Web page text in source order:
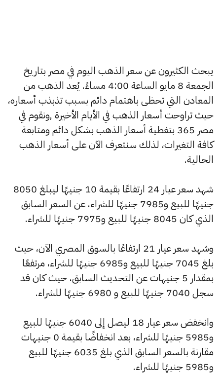
يبحث الكثيرون عن سعر الذهب اليوم في مصر بتاريخ
الجمعة 8 مايو الساعة 4:00 مساءً. يُعد الذهب من
المعادن التي تحظى باهتمام دائم بسبب تذبذب أسعاره،
حيث تراوحت أسعار الذهب في الأيام الأخيرة ,ونقوم في
مصر 365 بتغطية أسعار الذهب بشكل دائم ومتابعة
كافة التغيرات، لذلك سنتعرف الآن على أسعار الذهب
الحالية.
شهد سعر عيار 24 ارتفاعًا بقيمة 10 جنيهًا ليبلغ 8050
جنيهًا للبيع و7985 جنيهًا للشراء، عن السعر السابق
الذي كان 8045 جنيهًا للبيع و7975 جنيهًا للشراء.
وشهد سعر عيار 21 ارتفاعًا بالسوق المصري الآن، حيث
بلغ 7045 جنيهًا للبيع و6985 جنيهًا للشراء، مرتفعًا
بمقدار 5 جنيهات عن التحديث السابق، حيث كان قد
سجل 7040 جنيهًا للبيع و 6980 جنيهًا للشراء.
وانخفض سعر عيار 18 ليصل إلى 6040 جنيهًا للبيع
و5985 جنيهًا للشراء، بعد انخفاضًا بقيمة 0 جنيهات
مقارنة بالسعر السابق الذي بلغ 6035 جنيهًا للبيع
و5985 جنيهًا للشراء.